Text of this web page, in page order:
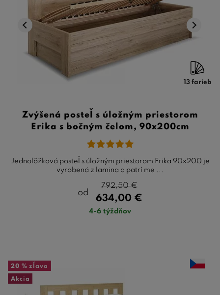
13 farieb
Zvýšená posteľ s úložným priestorom
Erika s bočným čelom, 90x200cm
Jednolôžková posteľ s úložným priestorom Erika 90x200 je
vyrobená z lamina a patrí me ...
od
634,00 €
792,50€
4-6 týždňov
20 % zľava
Akcia